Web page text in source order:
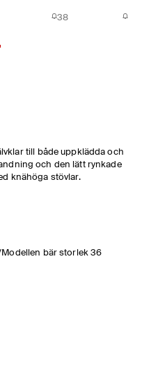
38
till både uppklädda och
och den lätt rynkade
knähöga stövlar.
bär storlek 36